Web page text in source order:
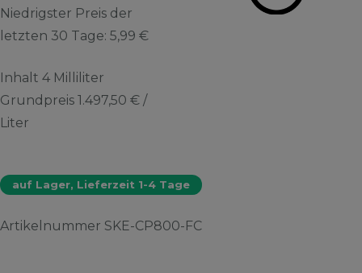
Niedrigster Preis der
letzten 30 Tage: 5,99 €
Inhalt 4 Milliliter
Grundpreis 1.497,50 € /
Liter
auf Lager, Lieferzeit 1-4 Tage
Artikelnummer SKE-CP800-FC